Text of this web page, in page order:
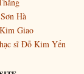
Hà
Giao
sĩ Đỗ Kim Yến